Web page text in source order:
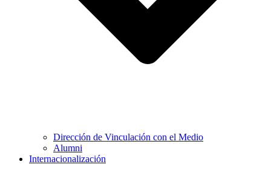
Dirección de Vinculación con el Medio
Alumni
Internacionalización